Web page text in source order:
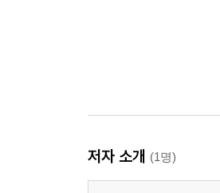
저자 소개 (1명)